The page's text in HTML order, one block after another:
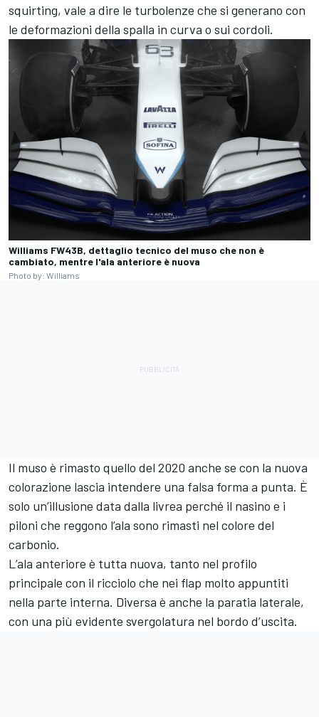
squirting, vale a dire le turbolenze che si generano con
le deformazioni della spalla in curva o sui cordoli.
Williams FW43B, dettaglio tecnico del muso che non è
cambiato, mentre l'ala anteriore è nuova
Photo by: Williams
Il muso è rimasto quello del 2020 anche se con la nuova
colorazione lascia intendere una falsa forma a punta. È
solo un’illusione data dalla livrea perché il nasino e i
piloni che reggono l’ala sono rimasti nel colore del
carbonio.
L’ala anteriore è tutta nuova, tanto nel profilo
principale con il ricciolo che nei flap molto appuntiti
nella parte interna. Diversa è anche la paratia laterale,
con una più evidente svergolatura nel bordo d’uscita.